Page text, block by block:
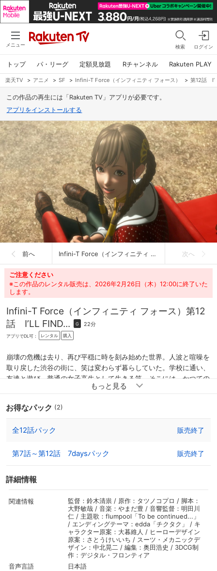
メニュー 検索 ログイン
トップ パ・リーグ 定額見放題 Rチャンネル Rakuten PLAY
楽天TV > アニメ > SF > Infini-T Force（インフィニティ フォース） > 第12話
この作品の再生には「Rakuten TV」アプリが必要です。
アプリをインストールする
前へ Infini-T Force（インフィニティ フォース） 次へ
ご注意ください
※この作品のレンタル販売は、2026年2月26日（木）12:00に終了いた
します。
Infini-T Force（インフィニティ フォース）第12
話 I’LL FIND...
G 22分
アプリでDL可： レンタル 購入
崩壊の危機は去り、再び平穏に時を刻み始めた世界。人波と喧噪を
取り戻した渋谷の街に、笑は変わらず暮らしていた。学校に通い、
友達と遊び、普通の女子高生として生きる笑。そこには、かつての
希望もなく全てに冷めた少女の姿は無く、その名前のごとく笑顔に
はなかった。あの日、彼女と４人のヒーローたちに何があったの
お得なパック (2)
全12話パック 販売終了
第7話～第12話 7daysパック 販売終了
詳細情報
関連情報
監督：鈴木清祟 / 原作：タツノコプロ / 脚本：
大野敏哉 / 音楽：やまだ豊 / 音響監督：明田川
仁 / 主題歌：flumpool「To be continued...」
/ エンディングテーマ：edda「チクタク」 / キ
ャラクター原案：大暮維人 / ヒーローデザイン
原案：さとうけいいち / スーツ・メカニックデ
ザイン：中北晃二 / 編集：奥田浩史 / 3DCG制
作：デジタル・フロンティア
音声言語 日本語